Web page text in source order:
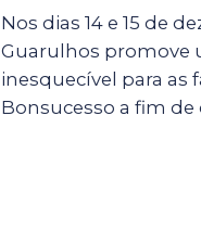
Nos dias 14 e 15 de
Guarulhos promove
inesquecível para as
Bonsucesso a fim de